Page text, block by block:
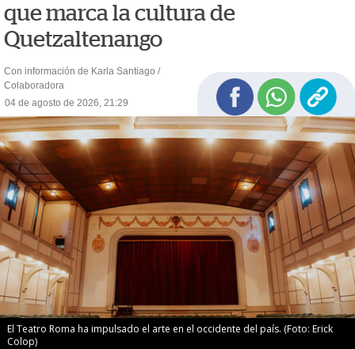
que marca la cultura de
Quetzaltenango
Con información de Karla Santiago /
Colaboradora
04 de agosto de 2026, 21:29
El Teatro Roma ha impulsado el arte en el occidente del país. (Foto: Erick
Colop)